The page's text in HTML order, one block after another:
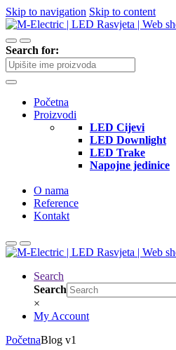
Skip to navigation Skip to content
Search for:
Početna
Proizvodi
LED Cijevi
LED Downlight
LED Trake
Napojne jedinice
O nama
Reference
Kontakt
Search
Search
×
My Account
PočetnaBlog v1